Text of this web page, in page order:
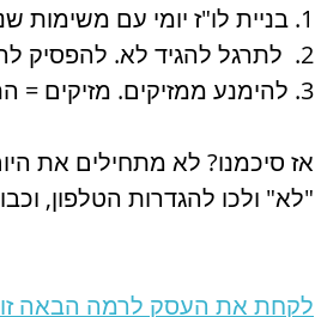
1. בניית לו"ז יומי עם משימות שנכתבו ערב קודם או לכל המאוחר בבוקר.
2.  לתרגל להגיד לא. להפסיק להגיד כן או לקחת כל דבר שמציעים.
3. להימנע ממזיקים. מזיקים = התראות לכל האפליקציות האפשריות או גזלני זמן אם תרצו.
"לא" ולכו להגדרות הטלפון,
לקחת את העסק לרמה הבאה